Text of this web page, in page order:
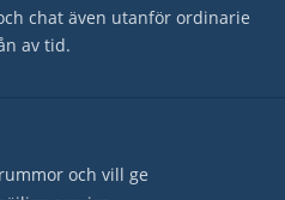
chat även utanför ordinarie
av tid.
och vill ge